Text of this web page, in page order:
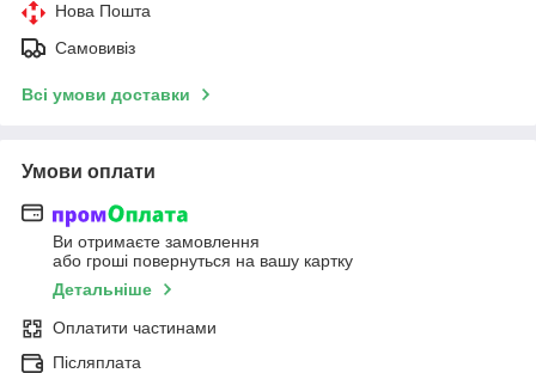
Нова Пошта
Самовивіз
Всі умови доставки
Умови оплати
Ви отримаєте замовлення
або гроші повернуться на вашу картку
Детальніше
Оплатити частинами
Післяплата